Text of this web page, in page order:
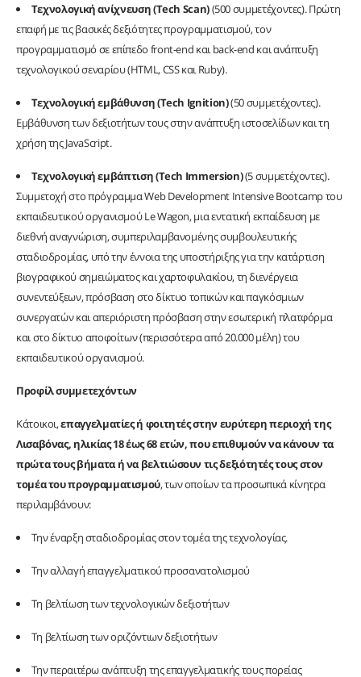
Τεχνολογική ανίχνευση (Tech Scan)(500 συμμετέχοντες). Πρώτη
επαφή με τις βασικές δεξιότητες προγραμματισμού, τον
προγραμματισμό σε επίπεδο front-end και back-end και ανάπτυξη
τεχνολογικού σεναρίου (HTML, CSS και Ruby).
Τεχνολογική εμβάθυνση (Tech Ignition)(50 συμμετέχοντες).
Εμβάθυνση των δεξιοτήτων τους στην ανάπτυξη ιστοσελίδων και τη
χρήση της JavaScript.
Τεχνολογική εμβάπτιση (Tech Immersion)(5 συμμετέχοντες).
Συμμετοχή στο πρόγραμμα Web Development Intensive Bootcamp του
εκπαιδευτικού οργανισμού Le Wagon, μια εντατική εκπαίδευση με
διεθνή αναγνώριση, συμπεριλαμβανομένης συμβουλευτικής
σταδιοδρομίας, υπό την έννοια της υποστήριξης για την κατάρτιση
βιογραφικού σημειώματος και χαρτοφυλακίου, τη διενέργεια
συνεντεύξεων, πρόσβαση στο δίκτυο τοπικών και παγκόσμιων
συνεργατών και απεριόριστη πρόσβαση στην εσωτερική πλατφόρμα
και στο δίκτυο αποφοίτων (περισσότερα από 20.000 μέλη) του
εκπαιδευτικού οργανισμού.
Προφίλ συμμετεχόντων
Κάτοικοι,επαγγελματίες ή φοιτητές στην ευρύτερη περιοχή της
Λισαβόνας, ηλικίας 18 έως 68 ετών, που επιθυμούν να κάνουν τα
πρώτα τους βήματα ή να βελτιώσουν τις δεξιότητές τους στον
τομέα του προγραμματισμού, των οποίων τα προσωπικά κίνητρα
περιλαμβάνουν:
Την έναρξη σταδιοδρομίας στον τομέα της τεχνολογίας.
Την αλλαγή επαγγελματικού προσανατολισμού
Τη βελτίωση των τεχνολογικών δεξιοτήτων
Τη βελτίωση των οριζόντιων δεξιοτήτων
Την περαιτέρω ανάπτυξη της επαγγελματικής τους πορείας